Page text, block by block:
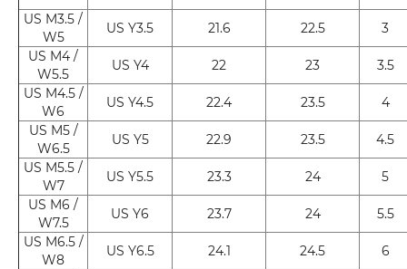
US M3.5 /
W5
US Y3.5 21.6 22.5
3
US M4 /
W5.5
US Y4 22 23
3.5
US M4.5 /
W6
US Y4.5 22.4 23.5
4
US M5 /
W6.5
US Y5 22.9 23.5
4.5
US M5.5 /
W7
US Y5.5 23.3 24
5
US M6 /
W7.5
US Y6 23.7 24
5.5
US M6.5 /
W8
US Y6.5 24.1 24.5
6